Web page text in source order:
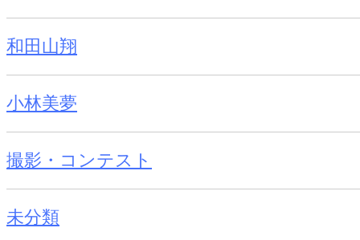
和田山翔
小林美夢
撮影・コンテスト
未分類